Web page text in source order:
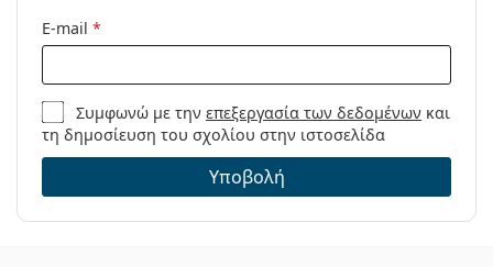
E-mail *
Συμφωνώ με τηνεπεξεργασία των δεδομένων και
τη δημοσίευση του σχολίου στην ιστοσελίδα
Υποβολή